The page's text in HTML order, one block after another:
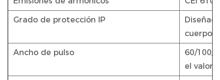
Grado de protección IP
cuerpo
Ancho de pulso
60/100/
el valor